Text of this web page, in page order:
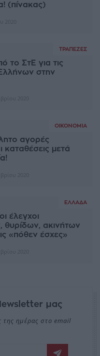
(πίνακας)
ΤΡΆΠΕΖΕΣ
το ΣτΕ για τις
στην
ΟΙΚΟΝΟΜΊΑ
αγορές
καταθέσεις μετά
ΕΛΛΆΔΑ
έλεγχοι
θυρίδων, ακινήτων
«πόθεν έσχες»
μας
της ημέρας στο email